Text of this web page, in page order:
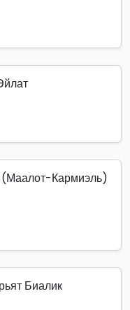
Кармиэль)
Биалик